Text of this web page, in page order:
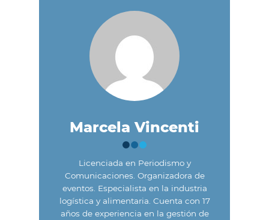
Marcela Vincenti
Licenciada en Periodismo y
Comunicaciones. Organizadora de
eventos. Especialista en la industria
logística y alimentaria. Cuenta con 17
años de experiencia en la gestión de